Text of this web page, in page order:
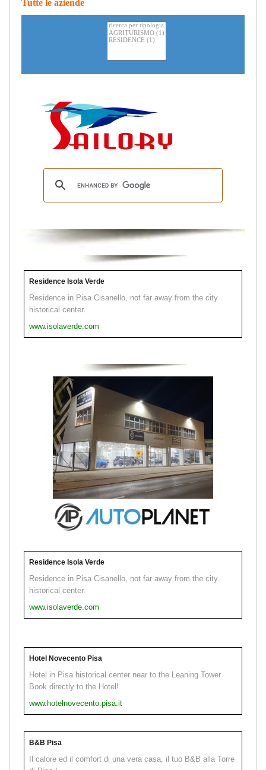
Tutte le aziende
Residence Isola Verde
Residence in Pisa Cisanello, not far away from the city
historical center.
www.isolaverde.com
Residence Isola Verde
Residence in Pisa Cisanello, not far away from the city
historical center.
www.isolaverde.com
Hotel Novecento Pisa
Hotel in Pisa historical center near to the Leaning Tower.
Book directly to the Hotel!
www.hotelnovecento.pisa.it
B&B Pisa
Il calore ed il comfort di una vera casa, il tuo B&B alla Torre